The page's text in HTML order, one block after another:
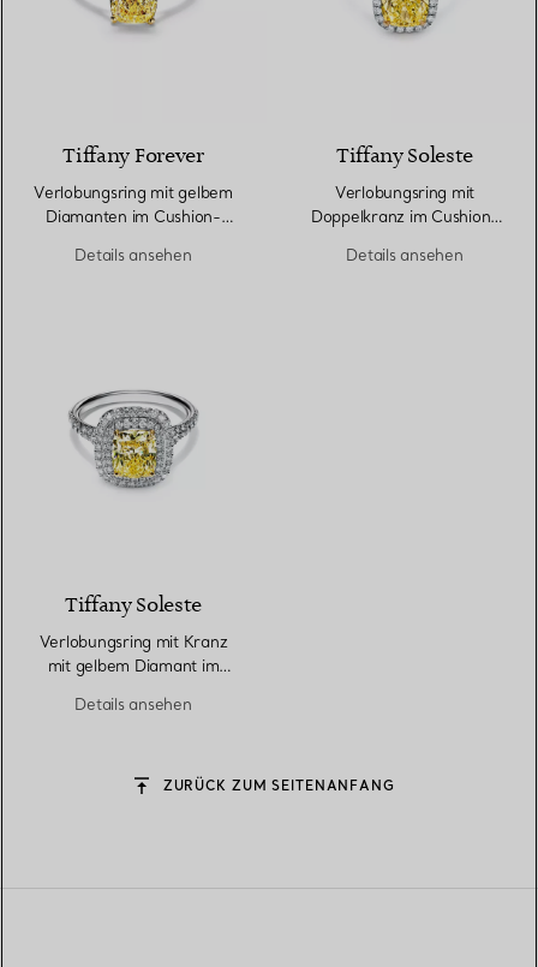
Tiffany Forever
Verlobungsring mit gelbem
Diamanten im Cushion-
Diamantring in Platin
Details ansehen
Tiffany Soleste
Verlobungsring mit
Doppelkranz im Cushion-
Diamantring in Platin
Details ansehen
Tiffany Soleste
Verlobungsring mit Kranz
mit gelbem Diamant im
Details ansehen
ZURÜCK ZUM SEITENANFANG